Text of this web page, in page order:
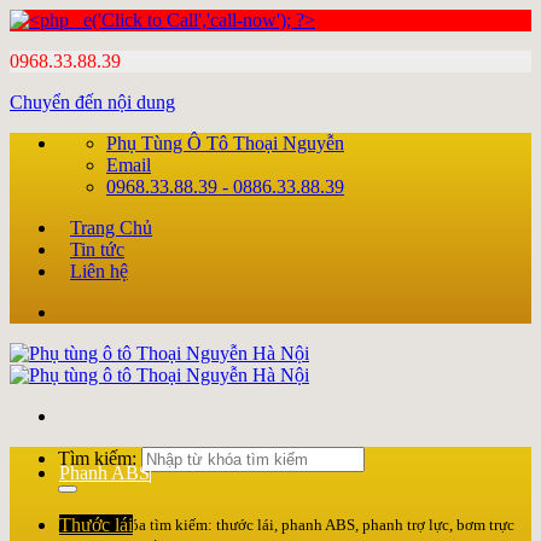
0968.33.88.39
Chuyển đến nội dung
Phụ Tùng Ô Tô Thoại Nguyễn
Email
0968.33.88.39 - 0886.33.88.39
Trang Chủ
Tin tức
Liên hệ
Tìm kiếm:
Nhập từ khóa tìm kiếm: thước lái, phanh ABS, phanh trợ lực, bơm trực
Phanh ABS
Thước lái